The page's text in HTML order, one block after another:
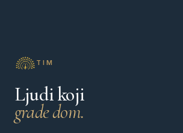
TIM
Ljudi koji
grade dom.